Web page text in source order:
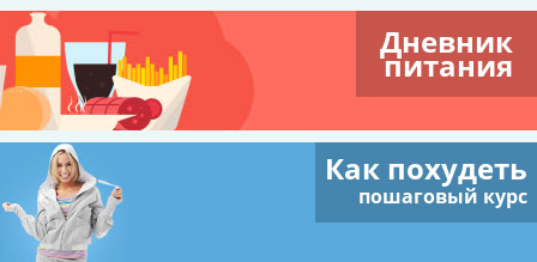
Дневник
питания
Как похудеть
пошаговый курс